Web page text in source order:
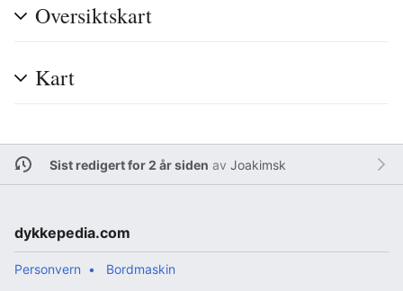
Oversiktskart
Kart
Sist redigert for 2 år siden av Joakimsk
dykkepedia.com
Personvern Bordmaskin